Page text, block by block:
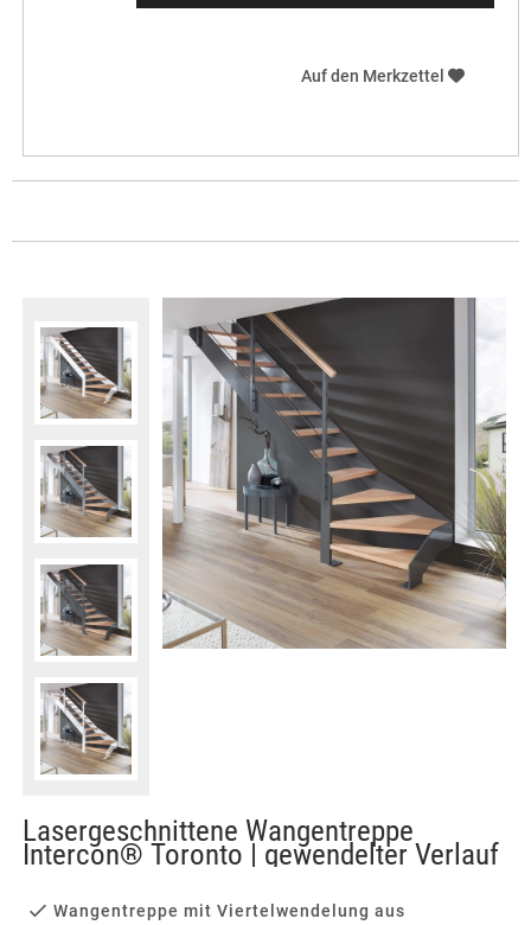
Auf den Merkzettel
Lasergeschnittene Wangentreppe
Intercon® Toronto | gewendelter Verlauf
Wangentreppe mit Viertelwendelung aus